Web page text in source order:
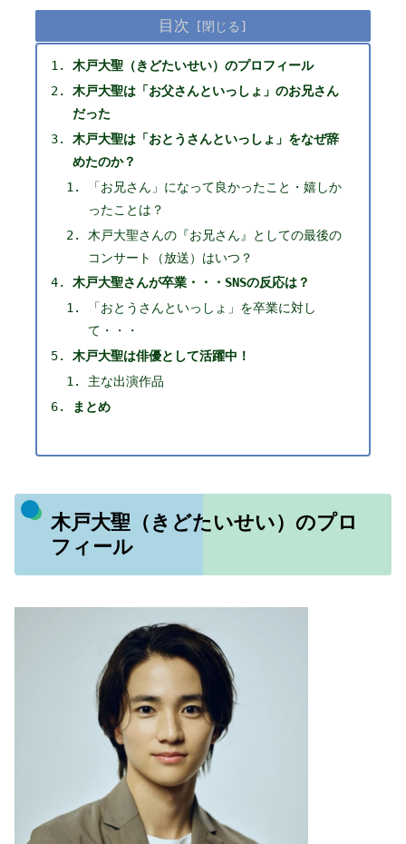
目次
木戸大聖（きどたいせい）のプロフィール
木戸大聖は「お父さんといっしょ」のお兄さん
だった
木戸大聖は「おとうさんといっしょ」をなぜ辞
めたのか？
「お兄さん」になって良かったこと・嬉しか
ったことは？
木戸大聖さんの『お兄さん』としての最後の
コンサート（放送）はいつ？
木戸大聖さんが卒業・・・SNSの反応は？
「おとうさんといっしょ」を卒業に対し
て・・・
木戸大聖は俳優として活躍中！
主な出演作品
まとめ
木戸大聖（きどたいせい）のプロ
フィール